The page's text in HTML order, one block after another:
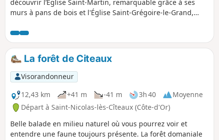
découvrir l’Église Saint-Martin, remarquable grâce à ses
murs à pans de bois et l'Église Saint-Grégoire-le-Grand,
comtois à tuiles vernissées. Au fil du parcours, se trouve le
hameau de Chazelle, où chevaux et bovins pâturent
paisiblement dans les prairies l'été.
La forêt de Citeaux
Visorandonneur
12,43 km
+41 m -41 m 3h 40
Moyenne
Départ à Saint-Nicolas-lès-Cîteaux (Côte-d'Or)
Belle balade en milieu naturel où vous pourrez voir et
entendre une faune toujours présente. La forêt domaniale